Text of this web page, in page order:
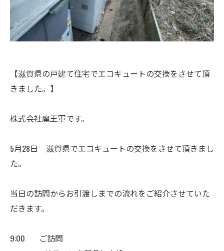
【滋賀県の戸建て住宅でエコキュートの交換をさせて頂
きました。】
株式会社魔王軍です。
5月28日 滋賀県でエコキュートの交換をさせて頂きまし
た。
当日の訪問からお引渡しまでの流れをご紹介させていた
だきます。
9:00 ご訪問